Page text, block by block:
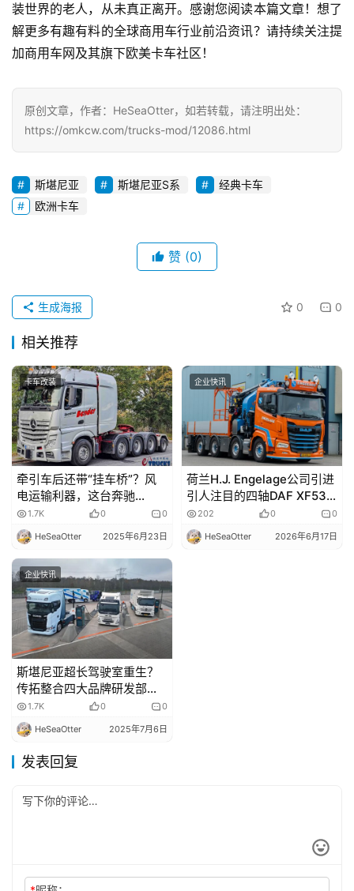
装世界的老人，从未真正离开。感谢您阅读本篇文章！想了
解更多有趣有料的全球商用车行业前沿资讯？请持续关注提
加商用车网及其旗下欧美卡车社区！
原创文章，作者：HeSeaOtter，如若转载，请注明出处：
https://omkcw.com/trucks-mod/12086.html
斯堪尼亚 斯堪尼亚S系
经典卡车
欧洲卡车
赞 (0)
0 0
生成海报
相关推荐
卡车改装
牵引车后还带“挂车桥”？风
电运输利器，这台奔驰
Actros大件牵引车不一样
1.7K 0 0
HeSeaOtter 2025年6月23日
企业快讯
荷兰H.J. Engelage公司引进
引人注目的四轴DAF XF530
特种作业车
202 0 0
HeSeaOtter 2026年6月17日
企业快讯
斯堪尼亚超长驾驶室重生？
传拓整合四大品牌研发部
门！本周全球商用车行业都
有哪些新鲜事？
1.7K 0 0
HeSeaOtter 2025年7月6日
发表回复